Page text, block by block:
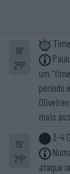
18'
2ªP
um
período
mais
19'
2ªP
3-4
ataque